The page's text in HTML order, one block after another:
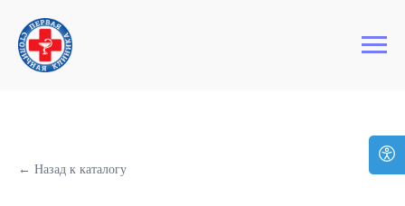
Первая Столичная Клиника
← Назад к каталогу